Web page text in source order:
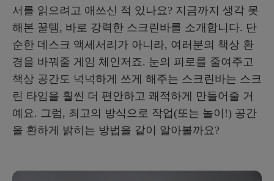
서를 읽으려고 애쓰신 적 있나요? 지금까지 생각 못
해본 꿀템, 바로 강력한 스크린바를 소개합니다. 단
순한 데스크 액세서리가 아니라, 여러분의 책상 환
경을 바꿔줄 게임 체인저죠. 눈의 피로를 줄여주고
책상 공간도 넉넉하게 쓰게 해주는 스크린바는 스크
린 타임을 훨씬 더 편안하고 쾌적하게 만들어줄 거
예요. 그럼, 최고의 방식으로 작업(또는 놀이!) 공간
을 환하게 밝히는 방법을 같이 알아볼까요?